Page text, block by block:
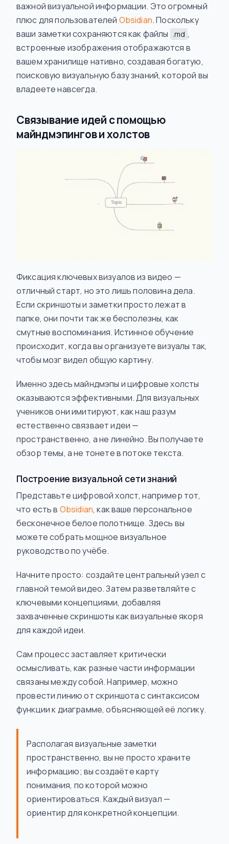
важной визуальной информации. Это огромный
плюс для пользователей Obsidian. Поскольку
ваши заметки сохраняются как файлы .md ,
встроенные изображения отображаются в
вашем хранилище нативно, создавая богатую,
поисковую визуальную базу знаний, которой вы
владеете навсегда.
Связывание идей с помощью
майндмэпингов и холстов
Фиксация ключевых визуалов из видео —
отличный старт, но это лишь половина дела.
Если скриншоты и заметки просто лежат в
папке, они почти так же бесполезны, как
смутные воспоминания. Истинное обучение
происходит, когда вы организуете визуалы так,
чтобы мозг видел общую картину.
Именно здесь майндмэпы и цифровые холсты
оказываются эффективными. Для визуальных
учеников они имитируют, как наш разум
естественно связвает идеи —
пространственно, а не линейно. Вы получаете
обзор темы, а не тонете в потоке текста.
Построение визуальной сети знаний
Представьте цифровой холст, например тот,
что есть в Obsidian, как ваше персональное
бесконечное белое полотнище. Здесь вы
можете собрать мощное визуальное
руководство по учёбе.
Начните просто: создайте центральный узел с
главной темой видео. Затем разветвляйте с
ключевыми концепциями, добавляя
захваченные скриншоты как визуальные якоря
для каждой идеи.
Сам процесс заставляет критически
осмысливать, как разные части информации
связаны между собой. Например, можно
провести линию от скриншота с синтаксисом
функции к диаграмме, объясняющей её логику.
Располагая визуальные заметки
пространственно, вы не просто храните
информацию; вы создаёте карту
понимания, по которой можно
ориентироваться. Каждый визуал —
ориентир для конкретной концепции.